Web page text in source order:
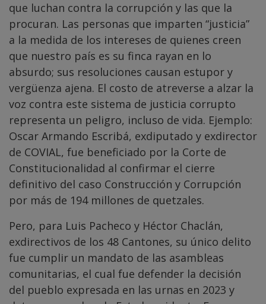
que luchan contra la corrupción y las que la
procuran. Las personas que imparten “justicia”
a la medida de los intereses de quienes creen
que nuestro país es su finca rayan en lo
absurdo; sus resoluciones causan estupor y
vergüenza ajena. El costo de atreverse a alzar la
voz contra este sistema de justicia corrupto
representa un peligro, incluso de vida. Ejemplo:
Oscar Armando Escribá, exdiputado y exdirector
de COVIAL, fue beneficiado por la Corte de
Constitucionalidad al confirmar el cierre
definitivo del caso Construcción y Corrupción
por más de 194 millones de quetzales.
Pero, para Luis Pacheco y Héctor Chaclán,
exdirectivos de los 48 Cantones, su único delito
fue cumplir un mandato de las asambleas
comunitarias, el cual fue defender la decisión
del pueblo expresada en las urnas en 2023 y